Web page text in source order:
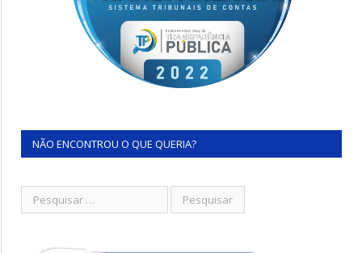
NÃO ENCONTROU O QUE QUERIA?